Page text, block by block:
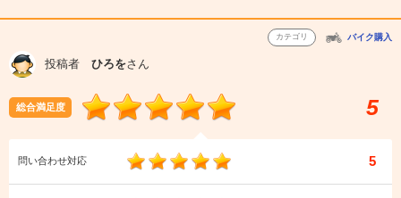
カテゴリ バイク購入
投稿者 ひろをさん
総合満足度 5
問い合わせ対応 5